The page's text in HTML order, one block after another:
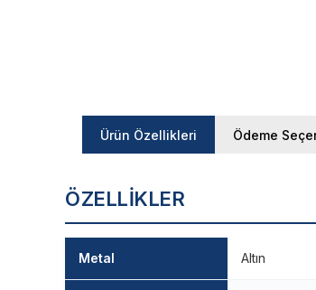
Ürün Özellikleri Ödeme
ÖZELLIKLER
Metal Altın